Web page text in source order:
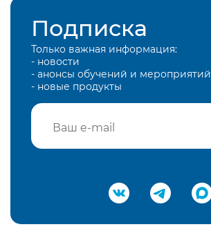
Подписка
Только важная информация:
- новости
- анонсы обучений и мероприятий
- новые продукты
Подтвердить e-mail